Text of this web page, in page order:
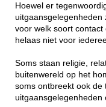
Hoewel er
uitgaansgelegenheden
voor welk soort
helaas niet voor
Soms staan religie,
buitenwereld op het
soms ontbreekt ook de
uitgaansgelegenheden